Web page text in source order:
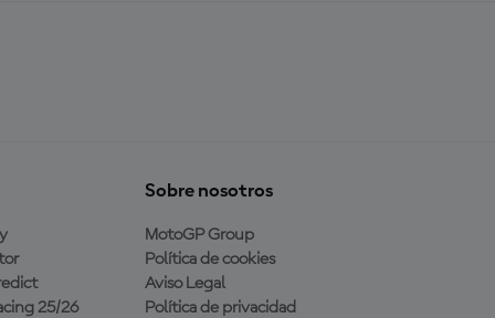
25/26
Sobre nosotros
MotoGP Group
Política de cookies
Aviso Legal
Política de privacidad